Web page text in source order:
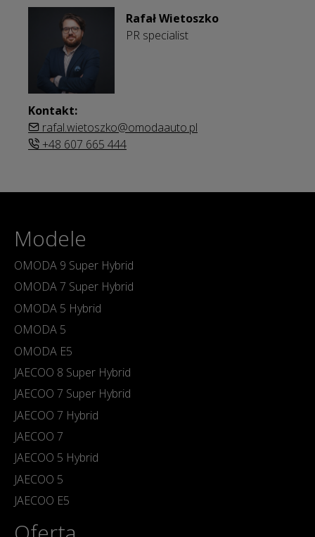
Rafał Wietoszko
PR specialist
Kontakt:
rafal.wietoszko@omodaauto.pl
+48 607 665 444
Modele
OMODA 9 Super Hybrid
OMODA 7 Super Hybrid
OMODA 5 Hybrid
OMODA 5
OMODA E5
JAECOO 8 Super Hybrid
JAECOO 7 Super Hybrid
JAECOO 7 Hybrid
JAECOO 7
JAECOO 5 Hybrid
JAECOO 5
JAECOO E5